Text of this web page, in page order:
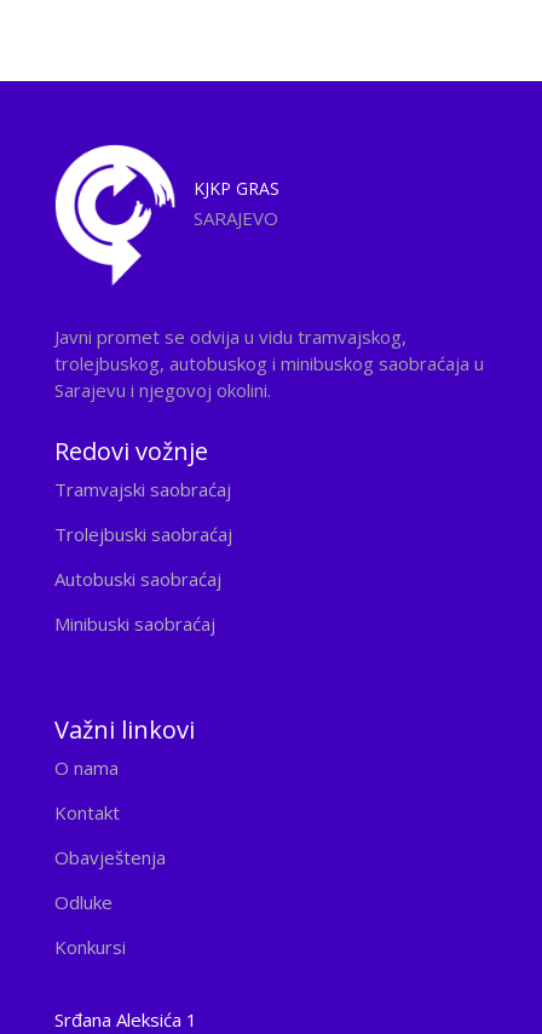
KJKP GRAS
SARAJEVO
Javni promet se odvija u vidu tramvajskog,
trolejbuskog, autobuskog i minibuskog saobraćaja u
Sarajevu i njegovoj okolini.
Redovi vožnje
Tramvajski saobraćaj
Trolejbuski saobraćaj
Autobuski saobraćaj
Minibuski saobraćaj
Važni linkovi
O nama
Kontakt
Obavještenja
Odluke
Konkursi
Srđana Aleksića 1